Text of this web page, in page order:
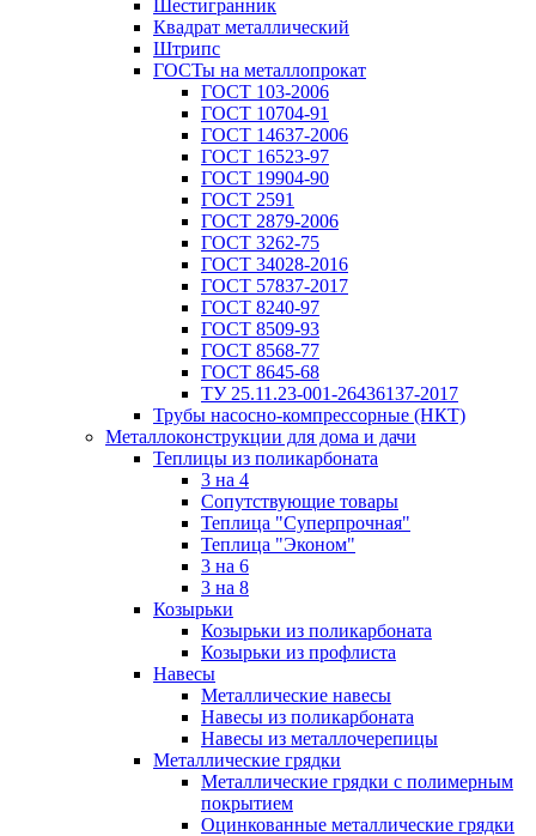
Шестигранник
Квадрат металлический
Штрипс
ГОСТы на металлопрокат
ГОСТ 103-2006
ГОСТ 10704-91
ГОСТ 14637-2006
ГОСТ 16523-97
ГОСТ 19904-90
ГОСТ 2591
ГОСТ 2879-2006
ГОСТ 3262-75
ГОСТ 34028-2016
ГОСТ 57837-2017
ГОСТ 8240-97
ГОСТ 8509-93
ГОСТ 8568-77
ГОСТ 8645-68
ТУ 25.11.23-001-26436137-2017
Трубы насосно-компрессорные (НКТ)
Металлоконструкции для дома и дачи
Теплицы из поликарбоната
3 на 4
Сопутствующие товары
Теплица "Суперпрочная"
Теплица "Эконом"
3 на 6
3 на 8
Козырьки
Козырьки из поликарбоната
Козырьки из профлиста
Навесы
Металлические навесы
Навесы из поликарбоната
Навесы из металлочерепицы
Металлические грядки
Металлические грядки с полимерным
покрытием
Оцинкованные металлические грядки